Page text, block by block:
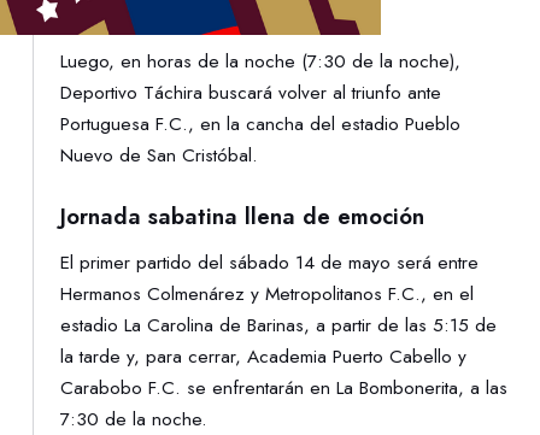
UCV, a las 5:15 p.m.
Luego, en horas de la noche (7:30 de la noche),
Deportivo Táchira buscará volver al triunfo ante
Portuguesa F.C., en la cancha del estadio Pueblo
Nuevo de San Cristóbal.
Jornada sabatina llena de emoción
El primer partido del sábado 14 de mayo será entre
Hermanos Colmenárez y Metropolitanos F.C., en el
estadio La Carolina de Barinas, a partir de las 5:15 de
la tarde y, para cerrar, Academia Puerto Cabello y
Carabobo F.C. se enfrentarán en La Bombonerita, a las
7:30 de la noche.